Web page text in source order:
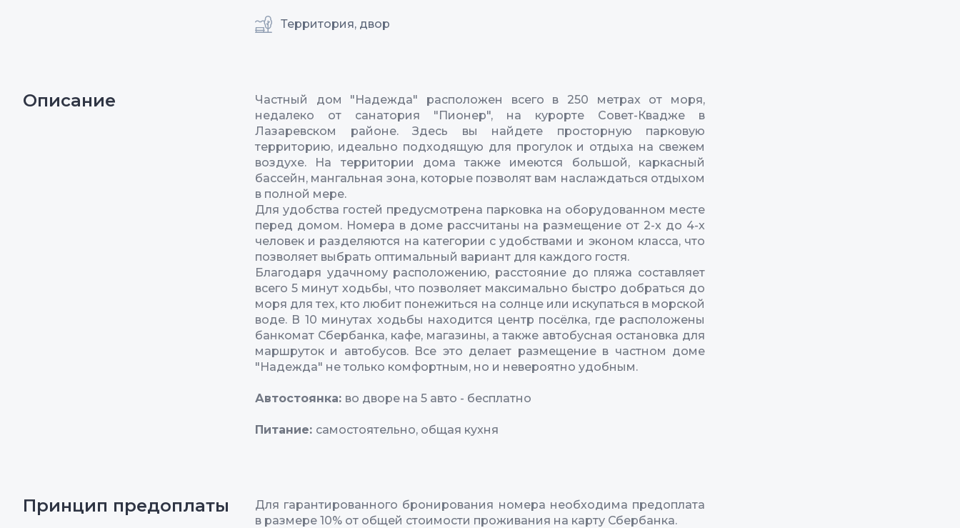
Территория, двор
Описание
Частный дом "Надежда" расположен всего в 250 метрах от моря,
недалеко от санатория "Пионер", на курорте Совет-Квадже в
Лазаревском районе. Здесь вы найдете просторную парковую
территорию, идеально подходящую для прогулок и отдыха на свежем
воздухе. На территории дома также имеются большой, каркасный
бассейн, мангальная зона, которые позволят вам наслаждаться отдыхом
в полной мере.
Для удобства гостей предусмотрена парковка на оборудованном месте
перед домом. Номера в доме рассчитаны на размещение от 2-х до 4-х
человек и разделяются на категории с удобствами и эконом класса, что
позволяет выбрать оптимальный вариант для каждого гостя.
Благодаря удачному расположению, расстояние до пляжа составляет
всего 5 минут ходьбы, что позволяет максимально быстро добраться до
моря для тех, кто любит понежиться на солнце или искупаться в морской
воде. В 10 минутах ходьбы находится центр посёлка, где расположены
банкомат Сбербанка, кафе, магазины, а также автобусная остановка для
маршруток и автобусов. Все это делает размещение в частном доме
"Надежда" не только комфортным, но и невероятно удобным.
Автостоянка: во дворе на 5 авто - бесплатно
Питание: самостоятельно, общая кухня
Принцип предоплаты
Для гарантированного бронирования номера необходима предоплата
в размере 10% от общей стоимости проживания на карту Сбербанка.